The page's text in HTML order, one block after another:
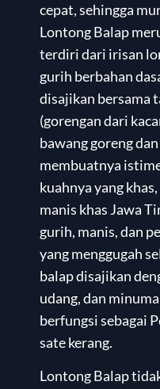
cepat, sehingga
Lontong Balap
terdiri dari irisan
gurih berbahan
disajikan bersama
(gorengan dari
bawang goreng
membuatnya
kuahnya yang
manis khas Jawa
gurih, manis, dan
yang menggugah
balap disajikan
udang, dan
berfungsi sebagai
sate kerang.
Lontong Balap